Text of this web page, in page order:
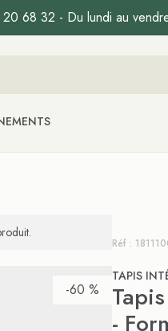
68 32 - Du lundi au
-60 %
Réf :
TAPIS
-